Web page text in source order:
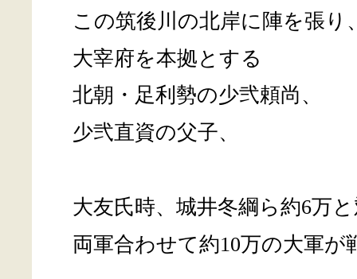
この筑後川の北岸に陣を張り
大宰府を本拠とする
北朝・足利勢の少弐頼尚、
少弐直資の父子、
大友氏時、城井冬綱ら約6万
両軍合わせて約10万の大軍が